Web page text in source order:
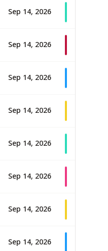
Sep 14, 2026
Sep 14, 2026
Sep 14, 2026
Sep 14, 2026
Sep 14, 2026
Sep 14, 2026
Sep 14, 2026
Sep 14, 2026